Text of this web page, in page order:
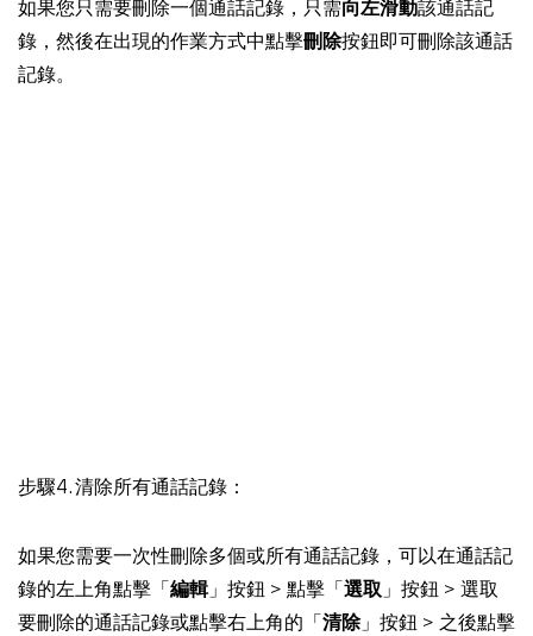
如果您只需要刪除一個通話記錄，只需向左滑動該通話記
錄，然後在出現的作業方式中點擊刪除按鈕即可刪除該通話
記錄。
步驟4. 清除所有通話記錄：
如果您需要一次性刪除多個或所有通話記錄，可以在通話記
錄的左上角點擊「 編輯」按鈕 > 點擊「 選取 」按鈕 > 選取
要刪除的通話記錄或點擊右上角的「 清除」按鈕 > 之後點擊